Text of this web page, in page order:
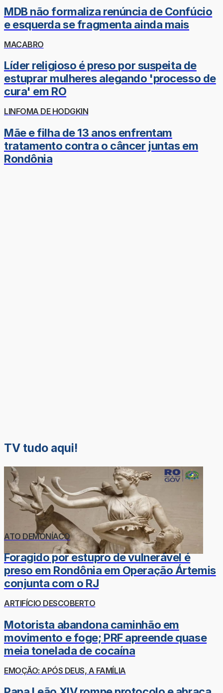
MDB não formaliza renúncia de Confúcio
e esquerda se fragmenta ainda mais
MACABRO
Líder religioso é preso por suspeita de
estuprar mulheres alegando 'processo de
cura' em RO
LINFOMA DE HODGKIN
Mãe e filha de 13 anos enfrentam
tratamento contra o câncer juntas em
Rondônia
TV tudo aqui!
ATO DEMONÍACO
Foragido por estupro de vulnerável é
preso em Rondônia em Operação Ártemis
conjunta com o RJ
ARTIFÍCIO DESCOBERTO
Motorista abandona caminhão em
movimento e foge; PRF apreende quase
meia tonelada de cocaína
EMOÇÃO: APÓS DEUS, A FAMÍLIA